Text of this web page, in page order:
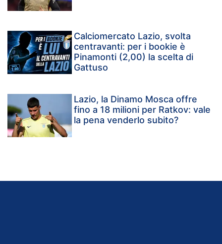
Calciomercato Lazio, svolta
centravanti: per i bookie è
Pinamonti (2,00) la scelta di
Gattuso
Lazio, la Dinamo Mosca offre
fino a 18 milioni per Ratkov: vale
la pena venderlo subito?